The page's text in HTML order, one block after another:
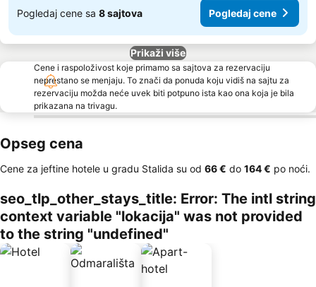
Pogledaj cene sa 8 sajtova Pogledaj cene
Prikaži više
Cene i raspoloživost koje primamo sa sajtova za rezervaciju
neprestano se menjaju. To znači da ponuda koju vidiš na sajtu za
rezervaciju možda neće uvek biti potpuno ista kao ona koja je bila
prikazana na trivagu.
Opseg cena
Cene za jeftine hotele u gradu Stalida su od ‎66 € do ‎164 € po noći.
seo_tlp_other_stays_title: Error: The intl string
context variable "lokacija" was not provided
to the string "undefined"